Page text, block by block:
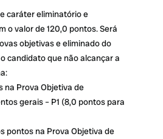
caráter eliminatório e
o valor de 120,0 pontos. Será
objetivas e eliminado do
candidato que não alcançar a
na Prova Objetiva de
gerais – P1 (8,0 pontos para
pontos na Prova Objetiva de